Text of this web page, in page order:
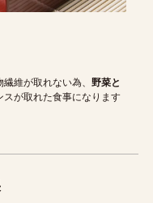
維が取れない為、 野菜と
スが取れた食事になります